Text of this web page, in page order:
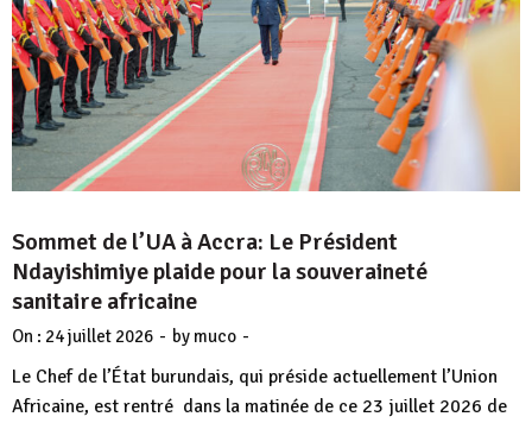
Sommet de l’UA à Accra: Le Président
Ndayishimiye plaide pour la souveraineté
sanitaire africaine
On : 24 juillet 2026 - by muco -
Le Chef de l’État burundais, qui préside actuellement l’Union
Africaine, est rentré dans la matinée de ce 23 juillet 2026 de